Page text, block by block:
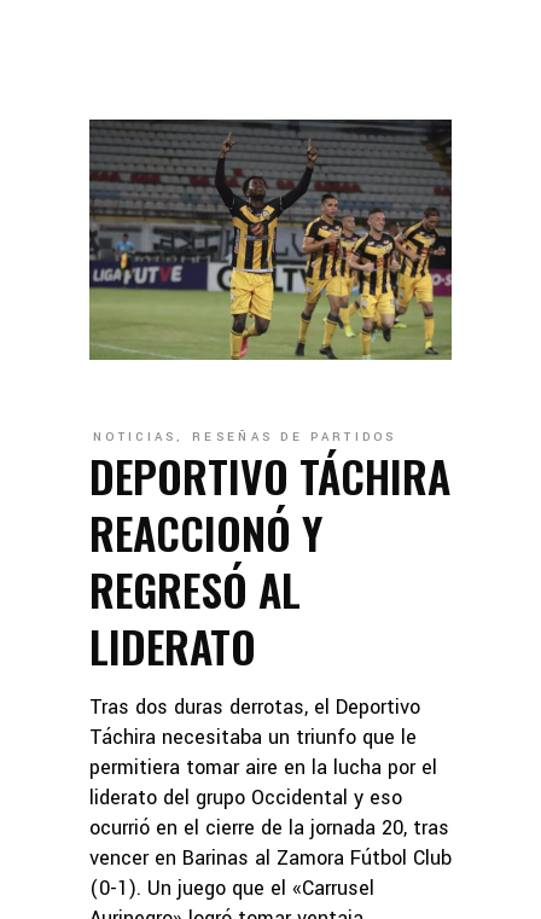
NOTICIAS , RESEÑAS DE PARTIDOS
DEPORTIVO TÁCHIRA
REACCIONÓ Y
REGRESÓ AL
LIDERATO
Tras dos duras derrotas, el Deportivo
Táchira necesitaba un triunfo que le
permitiera tomar aire en la lucha por el
liderato del grupo Occidental y eso
ocurrió en el cierre de la jornada 20, tras
vencer en Barinas al Zamora Fútbol Club
(0-1). Un juego que el «Carrusel